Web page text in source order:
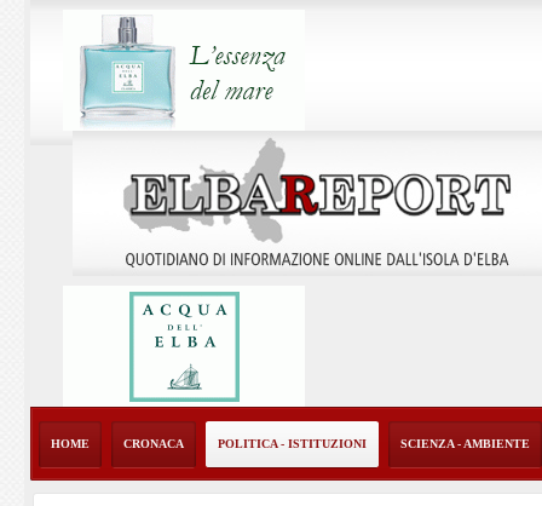
HOME CRONACA POLITICA - ISTITUZIONI SCIENZA - AMBIENTE